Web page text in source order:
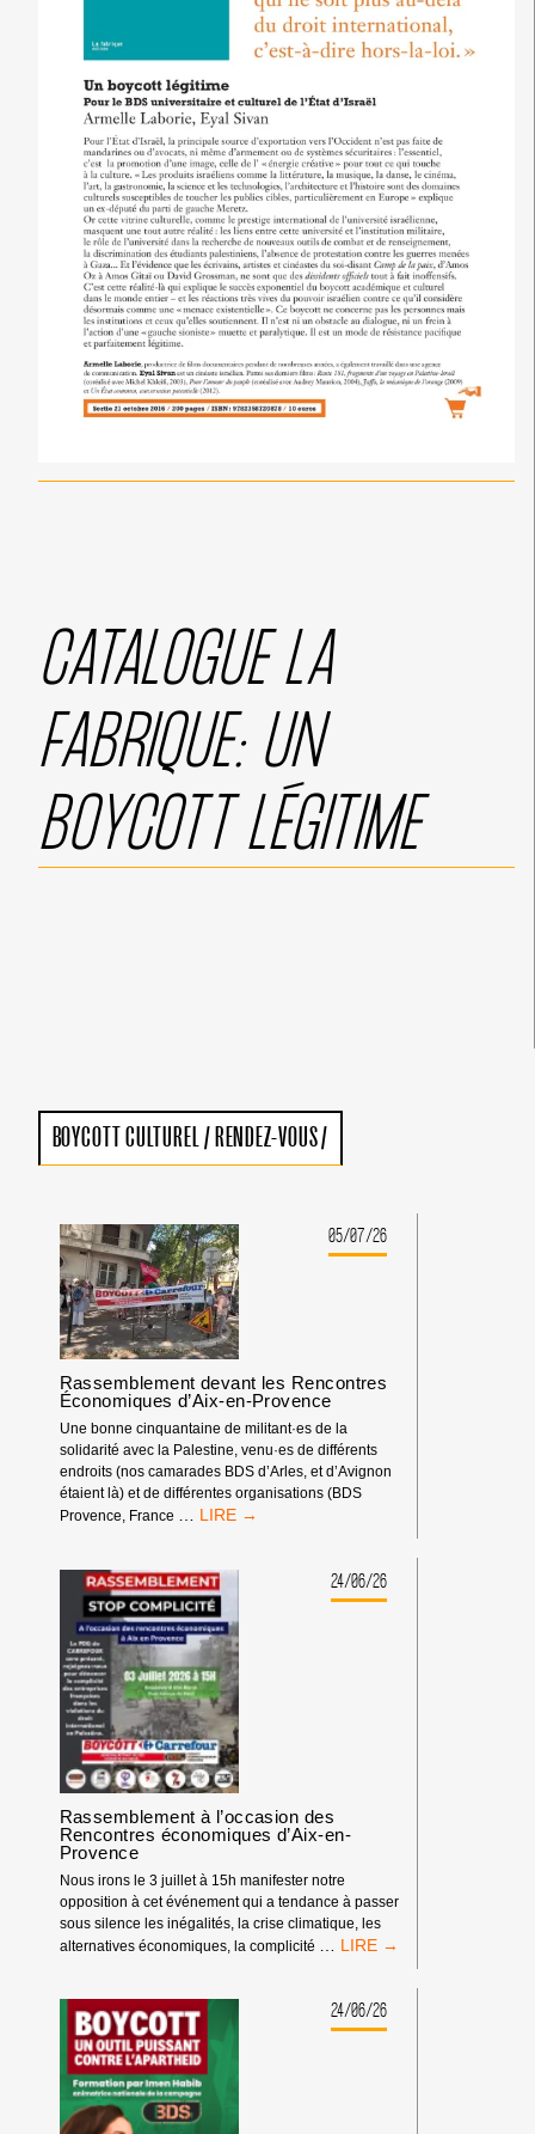
CATALOGUE LA
FABRIQUE: UN
BOYCOTT LÉGITIME
BOYCOTT CULTUREL/ RENDEZ-VOUS/
05/07/26
Rassemblement devant les Rencontres
Économiques d’Aix-en-Provence
Une bonne cinquantaine de militant·es de la
solidarité avec la Palestine, venu·es de différents
endroits (nos camarades BDS d’Arles, et d’Avignon
étaient là) et de différentes organisations (BDS
Provence, France … RASSEMBLEMENT
RENCONTRES
ÉCONOMIQUES
D’AIX-
EN-
PROVENCE
24/06/26
Rassemblement à l’occasion des
Rencontres économiques d’Aix-en-
Provence
Nous irons le 3 juillet à 15h manifester notre
opposition à cet événement qui a tendance à passer
sous silence les inégalités, la crise climatique, les
alternatives économiques, la complicité
RASSEMBLEMENT
L’OCCASION
DES
RENCONTRES
24/06/26